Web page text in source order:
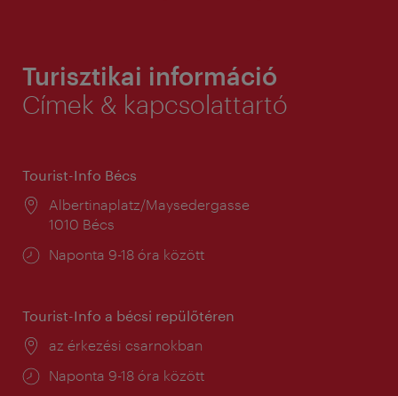
Turisztikai információ
Címek & kapcsolattartó
Tourist-Info Bécs
Helyszín:
Albertinaplatz/Maysedergasse
1010 Bécs
Nyitva
Naponta 9-18 óra között
Tourist-Info a bécsi repülőtéren
Helyszín:
az érkezési csarnokban
Nyitva
Naponta 9-18 óra között